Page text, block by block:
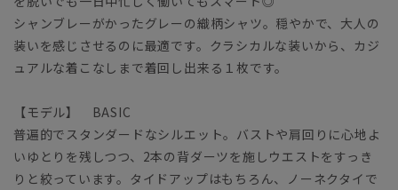
シャンブレーがかったグレーの織柄シャツ。穏やかで、大人の
装いを感じさせるのに最適です。クラシカルな装いから、カジ
ュアルな着こなしまで着回し出来る１枚です。
【モデル】 BASIC
普遍的でスタンダードなシルエット。バストや肩回りに心地よ
いゆとりを残しつつ、2本の背ダーツを施しウエストをすっき
りと絞っています。タイドアップはもちろん、ノーネクタイで